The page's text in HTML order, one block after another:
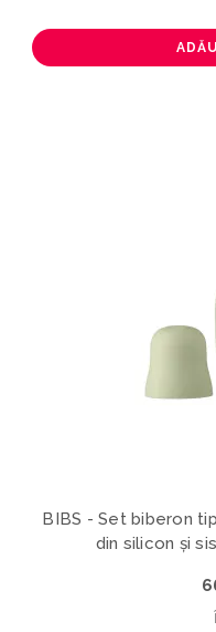
BIBS - Set biberon
din silicon și